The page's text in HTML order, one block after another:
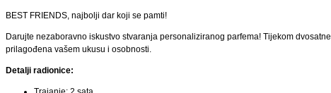
BEST FRIENDS, najbolji dar koji se pamti!
Darujte nezaboravno iskustvo stvaranja personaliziranog parfema! Tijekom
prilagođena vašem ukusu i osobnosti.
Detalji radionice: